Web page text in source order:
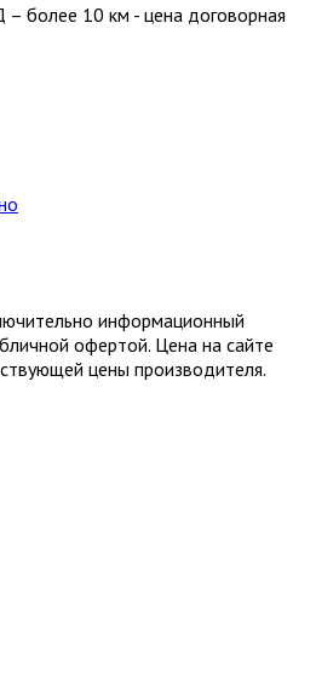
более 10 км - цена договорная
информационный
офертой. Цена на сайте
цены производителя.